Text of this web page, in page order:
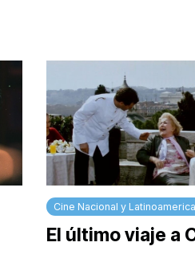
Cine Nacional y
El último viaje a